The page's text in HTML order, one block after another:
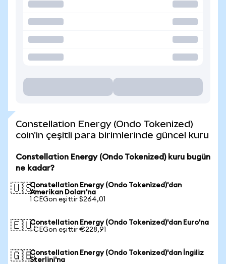
Constellation Energy (Ondo Tokenized)
coin'in çeşitli para birimlerinde güncel kuru
Constellation Energy (Ondo Tokenized) kuru bugün
ne kadar?
🇺🇸Constellation Energy (Ondo Tokenized)'dan
Amerikan Doları'na
1 CEGon eşittir $264,01
🇪🇺Constellation Energy (Ondo Tokenized)'dan Euro'na
1 CEGon eşittir €228,91
🇬🇧Constellation Energy (Ondo Tokenized)'dan İngiliz
Sterlini'na